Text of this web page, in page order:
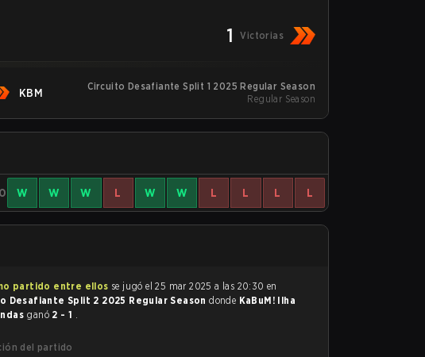
1 Victorias
KBM
Circuito Desafiante Split 1 2025 Regular Season
Regular Season
W W W L W W L L L L
partido entre ellos se jugó el 25 mar 2025 a las 20:30 en
Desafiante Split 2 2025 Regular Seasondonde KaBuM! Ilha
ganó 2 - 1 .
del partido